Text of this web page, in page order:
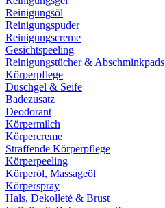
Reinigungsöl
Reinigungspuder
Reinigungscreme
Gesichtspeeling
Reinigungstücher & Abschminkpads
Körperpflege
Duschgel & Seife
Badezusatz
Deodorant
Körpermilch
Körpercreme
Straffende Körperpflege
Körperpeeling
Körperöl, Massageöl
Körperspray
Hals, Dekolleté & Brust